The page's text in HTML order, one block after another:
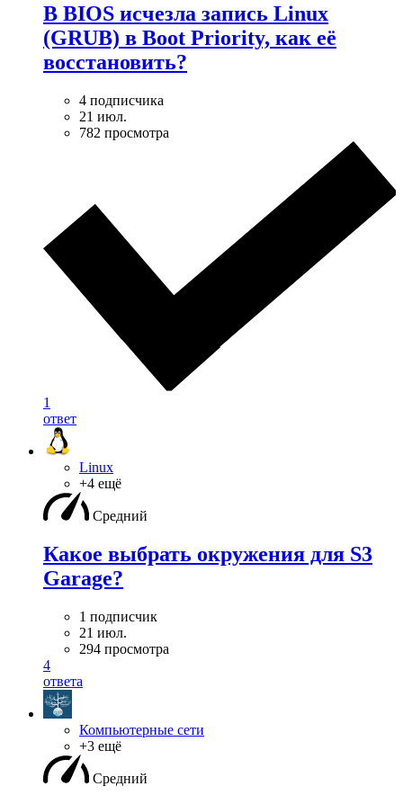
В BIOS исчезла запись Linux
(GRUB) в Boot Priority, как её
восстановить?
4 подписчика
21 июл.
782 просмотра
1
ответ
Linux
+4 ещё
Средний
Какое выбрать окружения для S3
Garage?
1 подписчик
21 июл.
294 просмотра
4
ответа
Компьютерные сети
+3 ещё
Средний